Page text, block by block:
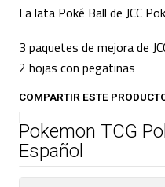
La lata Poké Ball de JCC
3 paquetes de mejora de
2 hojas con pegatinas
COMPARTIR ESTE
|
Pokemon TCG
Español